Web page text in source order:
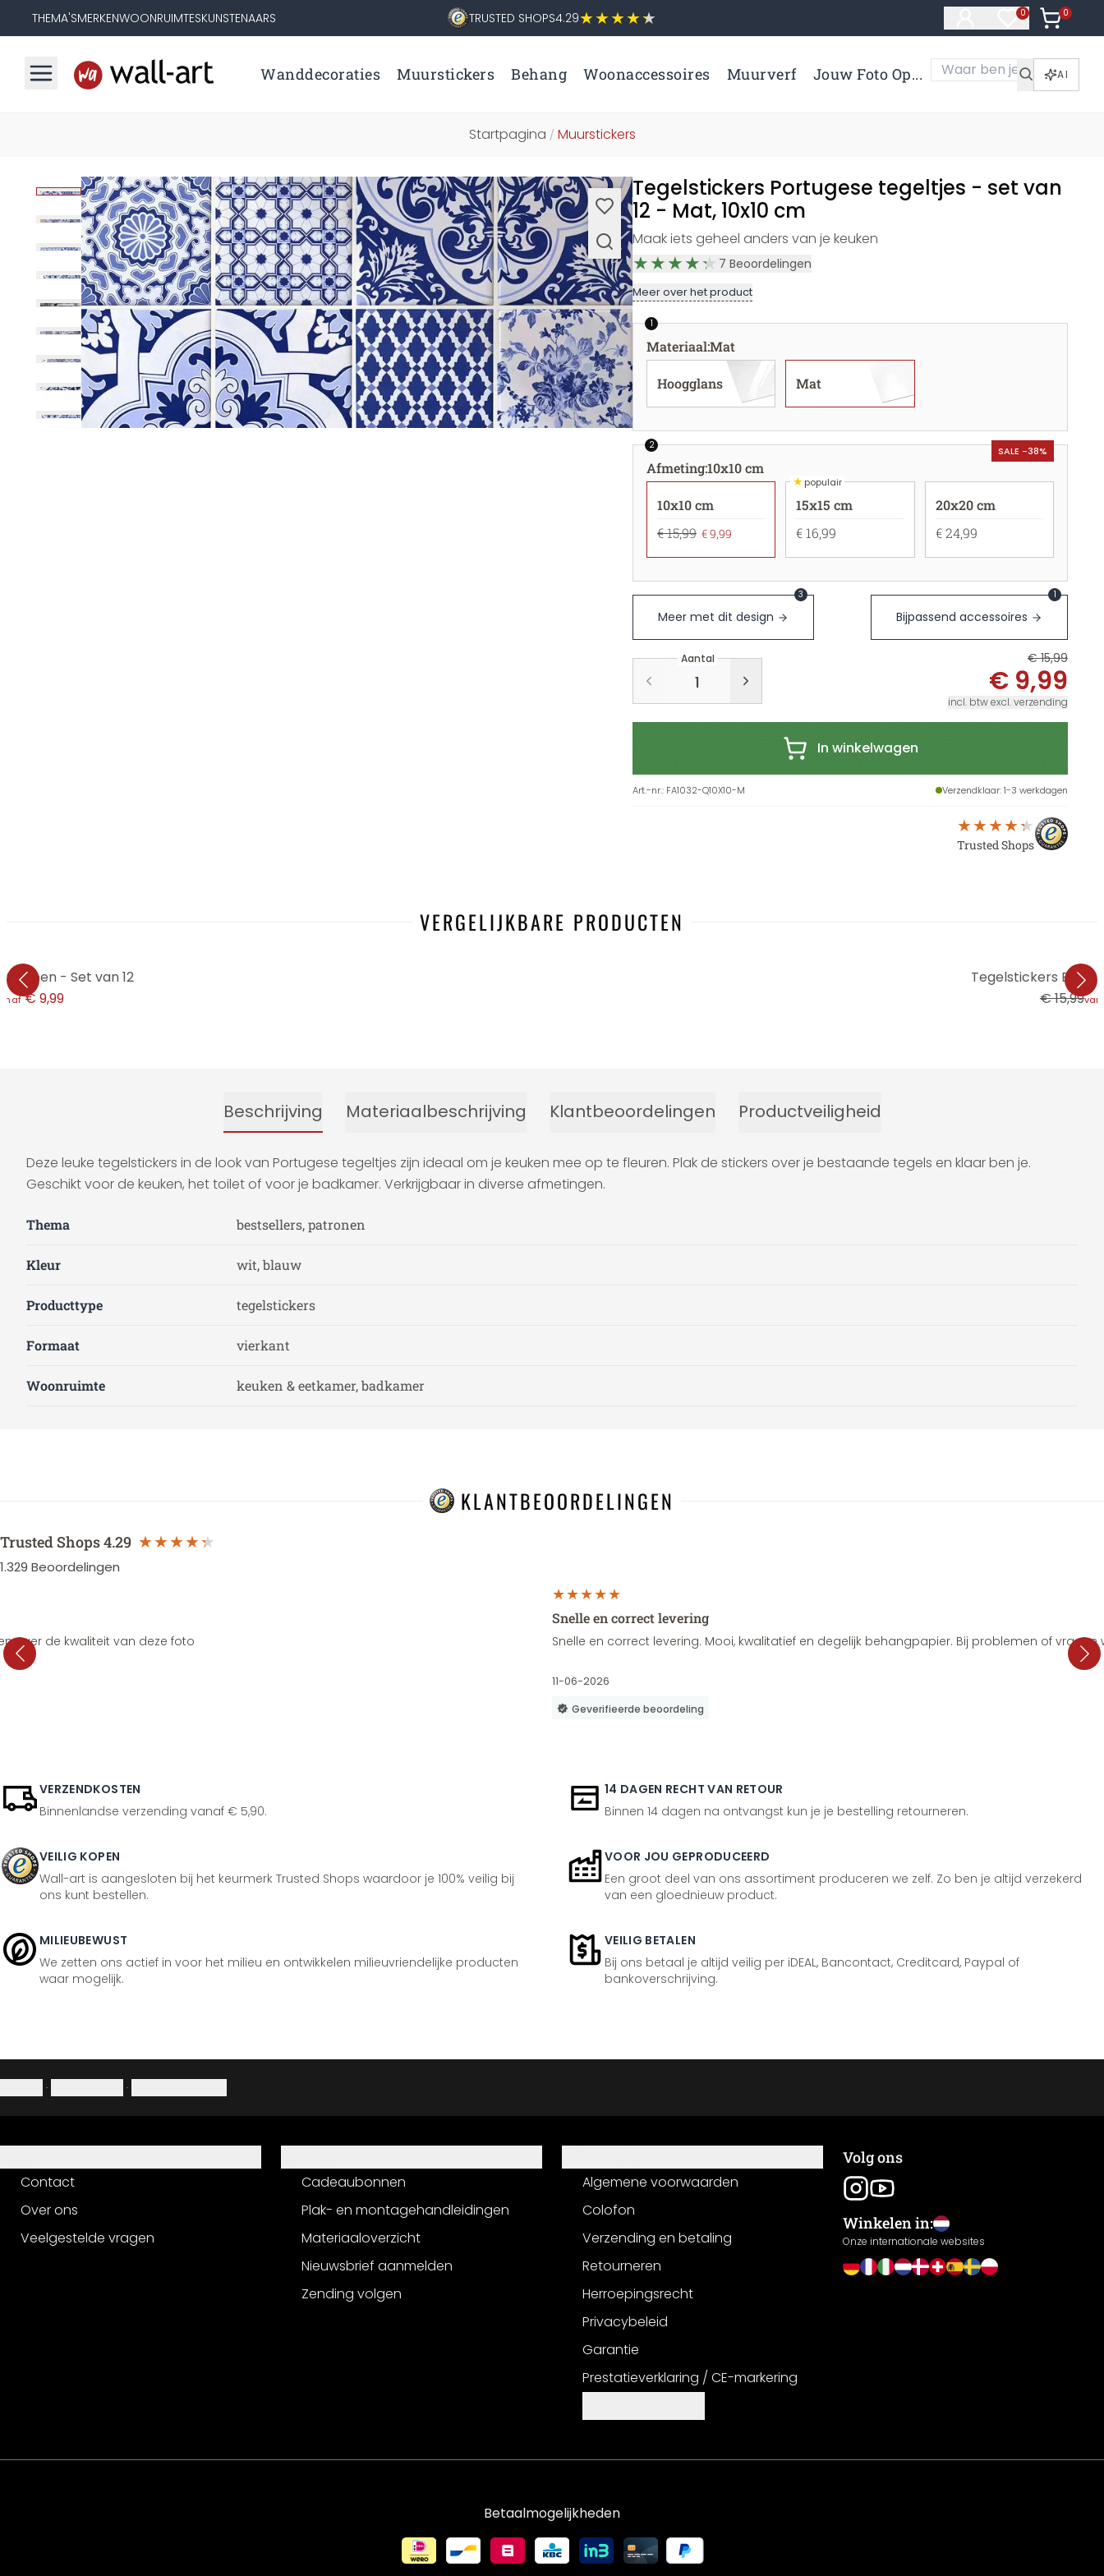
THEMA'SMERKENWOONRUIMTESKUNSTENAARS TRUSTED SHOPS4.29 0
Artikelen in
0
Artikelen
Wanddecoraties Muurstickers Behang Woonaccessoires Muurverf Jouw Foto Op... AI
Startpagina / Muurstickers
Tegelstickers Portugese tegeltjes - set van
12 - Mat, 10x10 cm
Maak iets geheel anders van je keuken
7 Beoordelingen
Meer over het product
1
Materiaal:Mat
Hoogglans Mat
SALE -38%
2
Afmeting:10x10 cm
10x10 cm
€ 15,99 € 9,99
★populair
15x15 cm
€ 16,99
20x20 cm
€ 24,99
Meer met dit design
3
Bijpassend accessoires
1
Aantal € 15,99
€ 9,99
incl. btw excl. verzending
In winkelwagen
Art.-nr.: FA1032-Q10X10-M Verzendklaar: 1-3 werkdagen
Trusted Shops
VERGELIJKBARE PRODUCTEN
- Set van 12
€ 9,99
Tegelstickers Boho
€ 15,99
Beschrijving Materiaalbeschrijving Klantbeoordelingen Productveiligheid
Deze leuke tegelstickers in de look van Portugese tegeltjes zijn ideaal om je keuken mee op te fleuren. Plak de stickers over je bestaande tegels en klaar ben je.
Geschikt voor de keuken, het toilet of voor je badkamer. Verkrijgbaar in diverse afmetingen.
Thema bestsellers, patronen
Kleur wit, blauw
Producttype tegelstickers
Formaat vierkant
Woonruimte keuken & eetkamer, badkamer
KLANTBEOORDELINGEN
Trusted Shops4.29
1.329 Beoordelingen
over de kwaliteit van deze foto
Snelle en correct levering
Snelle en correct levering. Mooi, kwalitatief en degelijk behangpapier. Bij problemen of
11-06-2026
Geverifieerde beoordeling
VERZENDKOSTEN
Binnenlandse verzending vanaf € 5,90.
14 DAGEN RECHT VAN RETOUR
Binnen 14 dagen na ontvangst kun je je bestelling retourneren.
VEILIG KOPEN
Wall-art is aangesloten bij het keurmerk Trusted Shops waardoor je 100% veilig bij
ons kunt bestellen.
VOOR JOU GEPRODUCEERD
Een groot deel van ons assortiment produceren we zelf. Zo ben je altijd verzekerd
van een gloednieuw product.
MILIEUBEWUST
We zetten ons actief in voor het milieu en ontwikkelen milieuvriendelijke producten
waar mogelijk.
VEILIG BETALEN
Bij ons betaal je altijd veilig per iDEAL, Bancontact, Creditcard, Paypal of
bankoverschrijving.
· ·
Contact
Over ons
Veelgestelde vragen
Cadeaubonnen
Plak- en montagehandleidingen
Materiaaloverzicht
Nieuwsbrief aanmelden
Zending volgen
Algemene voorwaarden
Colofon
Verzending en betaling
Retourneren
Herroepingsrecht
Privacybeleid
Garantie
Prestatieverklaring / CE-markering
Volg ons
Winkelen in:
Onze internationale websites
Betaalmogelijkheden